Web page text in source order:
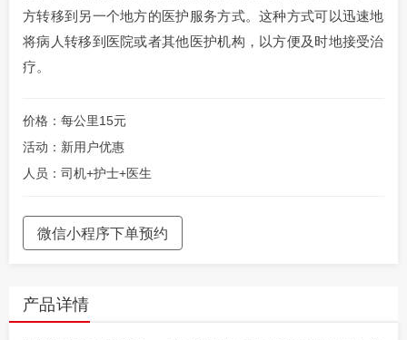
方转移到另一个地方的医护服务方式。这种方式可以迅速地
将病人转移到医院或者其他医护机构，以方便及时地接受治
疗。
价格：每公里15元
活动：新用户优惠
人员：司机+护士+医生
微信小程序下单预约
产品详情